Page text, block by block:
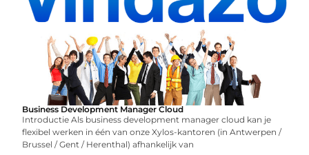
Business Development Manager Cloud
Introductie Als business development manager cloud kan je
flexibel werken in één van onze Xylos-kantoren (in Antwerpen /
Brussel / Gent / Herenthal) afhankelijk van